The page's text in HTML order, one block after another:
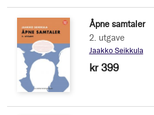
Åpne samtaler
2. utgave
Jaakko Seikkula
kr 399